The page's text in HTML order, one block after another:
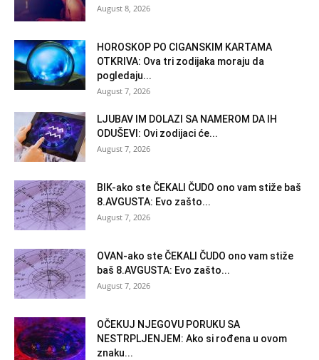
August 8, 2026
HOROSKOP PO CIGANSKIM KARTAMA
OTKRIVA: Ova tri zodijaka moraju da
pogledaju...
August 7, 2026
LJUBAV IM DOLAZI SA NAMEROM DA IH
ODUŠEVI: Ovi zodijaci će...
August 7, 2026
BIK-ako ste ČEKALI ČUDO ono vam stiže baš
8.AVGUSTA: Evo zašto...
August 7, 2026
OVAN-ako ste ČEKALI ČUDO ono vam stiže
baš 8.AVGUSTA: Evo zašto...
August 7, 2026
OČEKUJ NJEGOVU PORUKU SA
NESTRPLJENJEM: Ako si rođena u ovom
znaku...